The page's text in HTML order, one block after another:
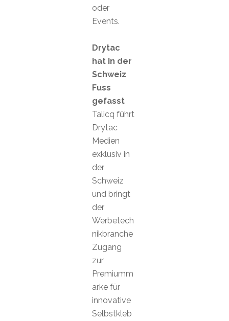
oder
Events.
Drytac
hat in der
Schweiz
Fuss
gefasst
Talicq führt
Drytac
Medien
exklusiv in
der
Schweiz
und bringt
der
Werbetech
nikbranche
Zugang
zur
Premiumm
arke für
innovative
Selbstkleb